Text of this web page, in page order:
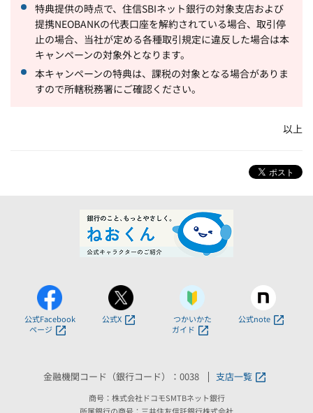
特典提供の時点で、住信SBIネット銀行の対象支店および
提携NEOBANKの代表口座を解約されている場合、取引停
止の場合、当社が定める各種取引規定に違反した場合は本
キャンペーンの対象外となります。
本キャンペーンの特典は、課税の対象となる場合がありま
すので所轄税務署にご確認ください。
以上
公式Facebook
ページ
公式X
つかいかた
ガイド
公式note
金融機関コード（銀行コード）：0038 支店一覧
商号：株式会社ドコモSMTBネット銀行